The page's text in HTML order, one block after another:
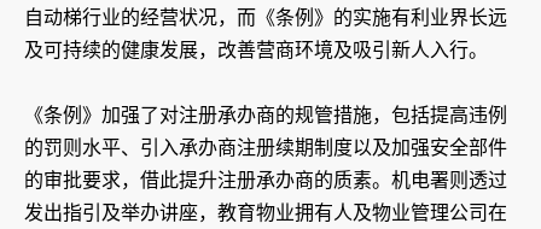
自动梯行业的经营状况，而《条例》的实施有利业界长远
及可持续的健康发展，改善营商环境及吸引新人入行。
《条例》加强了对注册承办商的规管措施，包括提高违例
的罚则水平、引入承办商注册续期制度以及加强安全部件
的审批要求，借此提升注册承办商的质素。机电署则透过
发出指引及举办讲座，教育物业拥有人及物业管理公司在